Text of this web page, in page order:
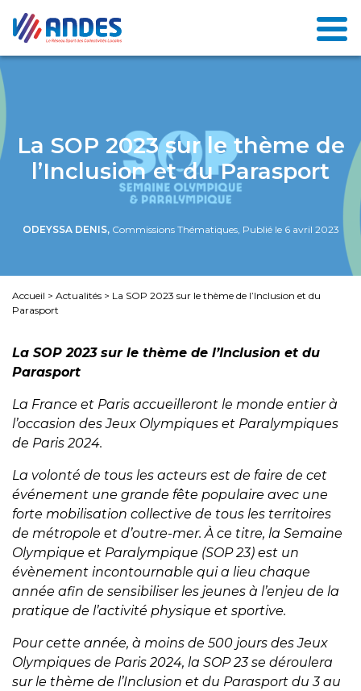
La SOP 2023 sur le thème de
l’Inclusion et du Parasport
ODEYSSA DENIS, Commissions Thématiques, Publié le 6 avril 2023
Accueil > Actualités > La SOP 2023 sur le thème de l’Inclusion et du
Parasport
La SOP 2023 sur le thème de l’Inclusion et du
Parasport
La France et Paris accueilleront le monde entier à
l’occasion des Jeux Olympiques et Paralympiques
de Paris 2024.
La volonté de tous les acteurs est de faire de cet
événement une grande fête populaire avec une
forte mobilisation collective de tous les territoires
de métropole et d’outre-mer. À ce titre, la Semaine
Olympique et Paralympique (SOP 23) est un
évènement incontournable qui a lieu chaque
année afin de sensibiliser les jeunes à l’enjeu de la
pratique de l’activité physique et sportive.
Pour cette année, à moins de 500 jours des Jeux
Olympiques de Paris 2024, la SOP 23 se déroulera
sur le thème de l’Inclusion et du Parasport du 3 au